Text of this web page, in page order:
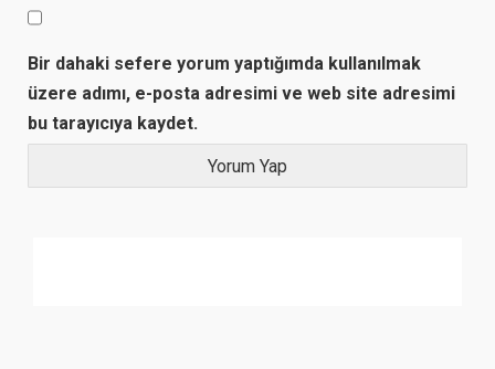
Bir dahaki sefere yorum yaptığımda kullanılmak
üzere adımı, e-posta adresimi ve web site adresimi
bu tarayıcıya kaydet.